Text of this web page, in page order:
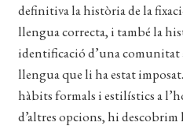
definitiva la història de la
llengua correcta, i també la
identificació d’una comunitat
llengua que li ha estat
hàbits formals i estilístics a
d’altres opcions, hi